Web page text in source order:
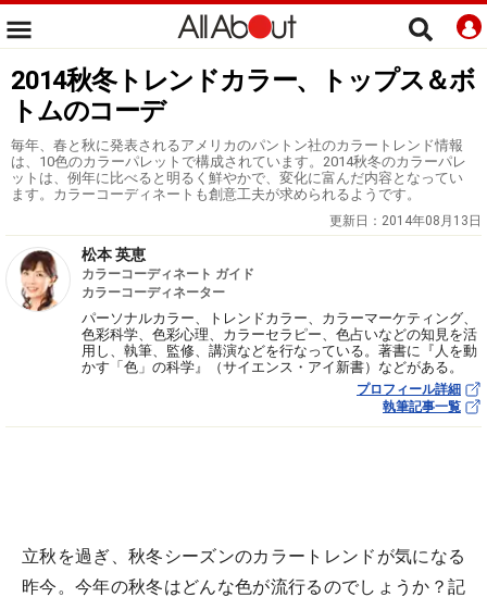
2014秋冬トレンドカラー、トップス＆ボ
トムのコーデ
毎年、春と秋に発表されるアメリカのパントン社のカラートレンド情報
は、10色のカラーパレットで構成されています。2014秋冬のカラーパレ
ットは、例年に比べると明るく鮮やかで、変化に富んだ内容となってい
ます。カラーコーディネートも創意工夫が求められるようです。
更新日： 2014年08月13日
松本 英恵
カラーコーディネート ガイド
カラーコーディネーター
パーソナルカラー、トレンドカラー、カラーマーケティング、
色彩科学、色彩心理、カラーセラピー、色占いなどの知見を活
用し、執筆、監修、講演などを行なっている。著書に『人を動
かす「色」の科学』（サイエンス・アイ新書）などがある。
プロフィール詳細
執筆記事一覧
立秋を過ぎ、秋冬シーズンのカラートレンドが気になる
昨今。今年の秋冬はどんな色が流行るのでしょうか？記